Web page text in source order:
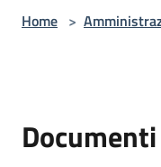
Home >